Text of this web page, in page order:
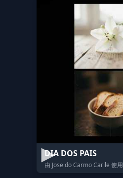
DIA DOS PAIS
由 Jose do Carmo Carile 使用